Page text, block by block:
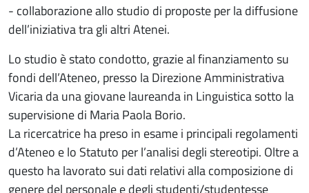
- collaborazione allo studio di proposte per la diffusione
dell’iniziativa tra gli altri Atenei.
Lo studio è stato condotto, grazie al finanziamento su
fondi dell’Ateneo, presso la Direzione Amministrativa
Vicaria da una giovane laureanda in Linguistica sotto la
supervisione di Maria Paola Borio.
La ricercatrice ha preso in esame i principali regolamenti
d’Ateneo e lo Statuto per l’analisi degli stereotipi. Oltre a
questo ha lavorato sui dati relativi alla composizione di
genere del personale e degli studenti/studentesse